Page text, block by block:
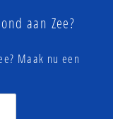
aan Zee?
Maak nu een